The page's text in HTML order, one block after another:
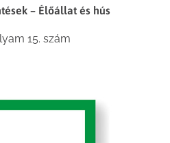
– Élőállat és hús
15. szám